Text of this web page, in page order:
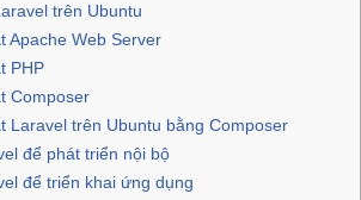
trên Ubuntu
Apache Web Server
PHP
Composer
Laravel trên Ubuntu bằng Composer
để phát triển nội bộ
để triển khai ứng dụng